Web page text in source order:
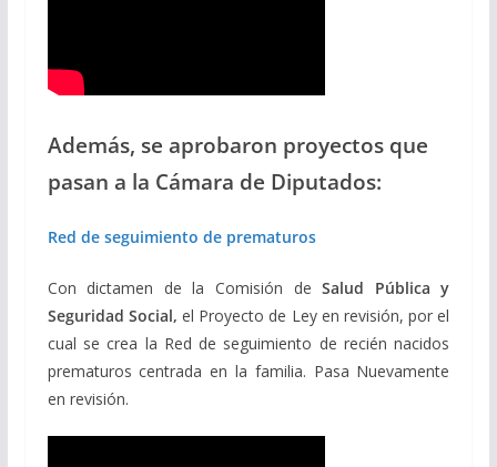
Además, se aprobaron proyectos que
pasan a la Cámara de Diputados:
Red de seguimiento de prematuros
Con dictamen de la Comisión deSalud Pública y
Seguridad Social,el Proyecto de Ley en revisión, por el
cual se crea la Red de seguimiento de recién nacidos
prematuros centrada en la familia. Pasa Nuevamente
en revisión.